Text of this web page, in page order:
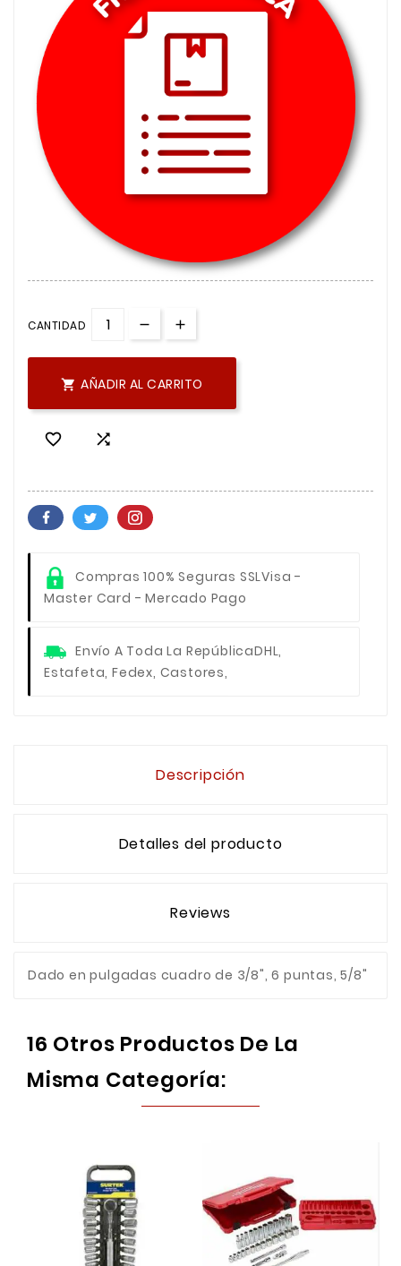
CANTIDAD
 AÑADIR AL CARRITO
 
Compras 100% Seguras SSLVisa -
Master Card - Mercado Pago
Envío A Toda La RepúblicaDHL,
Estafeta, Fedex, Castores,
Descripción
Detalles del producto
Reviews
Dado en pulgadas cuadro de 3/8", 6 puntas, 5/8"
16 Otros Productos De La
Misma Categoría: